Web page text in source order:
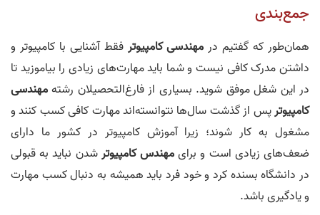
جمع‌بندی
همان‌طور که گفتیم در مهندسی کامپیوتر فقط آشنایی با کامپیوتر و
داشتن مدرک کافی نیست و شما باید مهارت‌های زیادی را بیاموزید تا
در این شغل موفق شوید. بسیاری از فارغ‌التحصیلان رشتهمهندسی
کامپیوترپس از گذشت سال‌ها نتوانسته‌اند مهارت کافی کسب کنند و
مشغول به کار شوند؛ زیرا آموزش کامپیوتر در کشور ما دارای
ضعف‌های زیادی است و برایمهندس کامپیوترشدن نباید به قبولی
در دانشگاه بسنده کرد و خود فرد باید همیشه به دنبال کسب مهارت
و یادگیری باشد.